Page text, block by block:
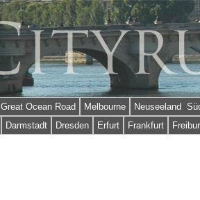
Great Ocean Road Melbourne
Neuseeland
Darmstadt Dresden Erfurt Frankfurt